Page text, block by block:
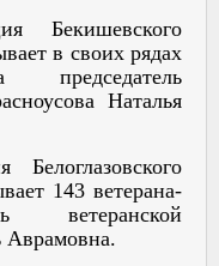
Бекишевского
в своих рядах
председатель
Наталья
Белоглазовского
143 ветерана-
ветеранской
Аврамовна.